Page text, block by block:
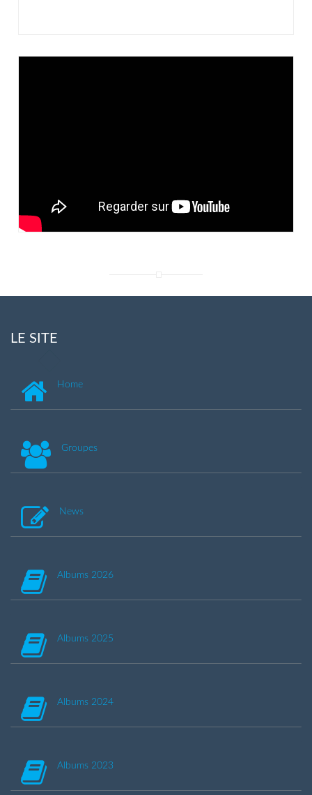
LE SITE
Home
Groupes
News
Albums 2026
Albums 2025
Albums 2024
Albums 2023